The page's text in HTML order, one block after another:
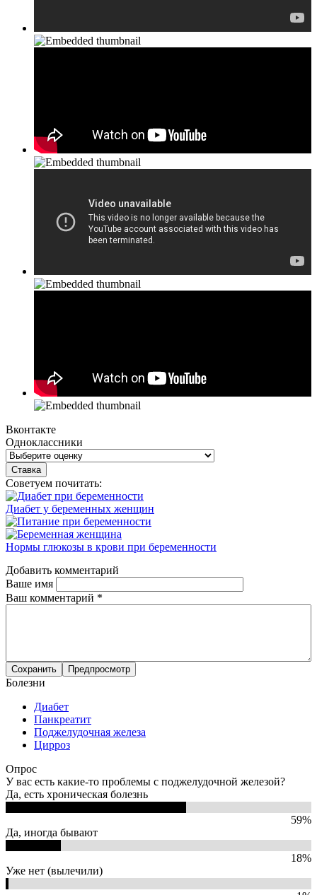
Вконтакте
Одноклассники
Советуем почитать:
Диабет у беременных женщин
Нормы глюкозы в крови при беременности
Добавить комментарий
Ваше имя
Ваш комментарий *
Болезни
Диабет
Панкреатит
Поджелудочная железа
Цирроз
Опрос
У вас есть какие-то проблемы с поджелудочной железой?
Да, есть хроническая болезнь
59%
Да, иногда бывают
18%
Уже нет (вылечили)